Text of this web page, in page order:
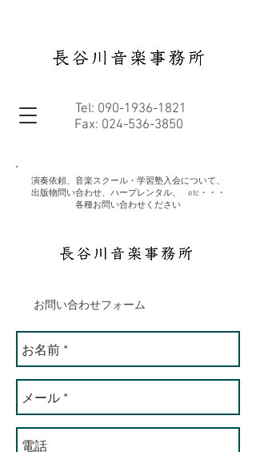
Tel: 090-1936-1821
Fax: 024-536-3850
演奏依頼、音楽スクール・学習塾入会について、
出版物問い合わせ、ハープレンタル、 etc・・・
各種お問い合わせください
​お問い合わせフォーム